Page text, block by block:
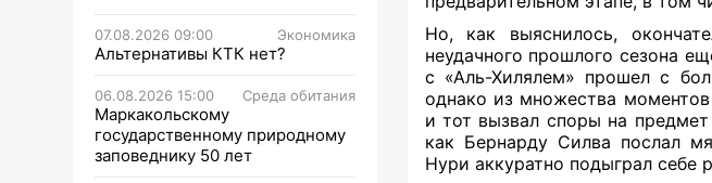
07.08.2026 09:00 Экономика
Альтернативы КТК нет?
06.08.2026 15:00 Среда обитания
Маркакольскому
государственному природному
заповеднику 50 лет
Но, как выяснилось,
неудачного прошлого сезона
с «Аль-Хилялем» прошел с
однако из множества
и тот вызвал споры на
как Бернарду Силва послал
Нури аккуратно подыграл себе